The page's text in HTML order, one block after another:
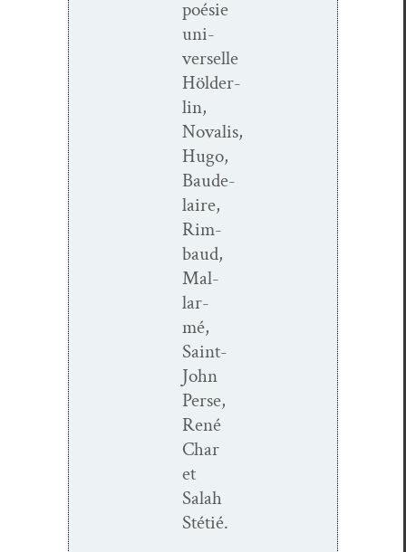
poésie
uni­
verselle
Hölder­
lin,
Novalis,
Hugo,
Baude­
laire,
Rim­
baud,
Mal­
lar­
mé,
Saint-
John
Perse,
René
Char
et
Salah
Stétié.